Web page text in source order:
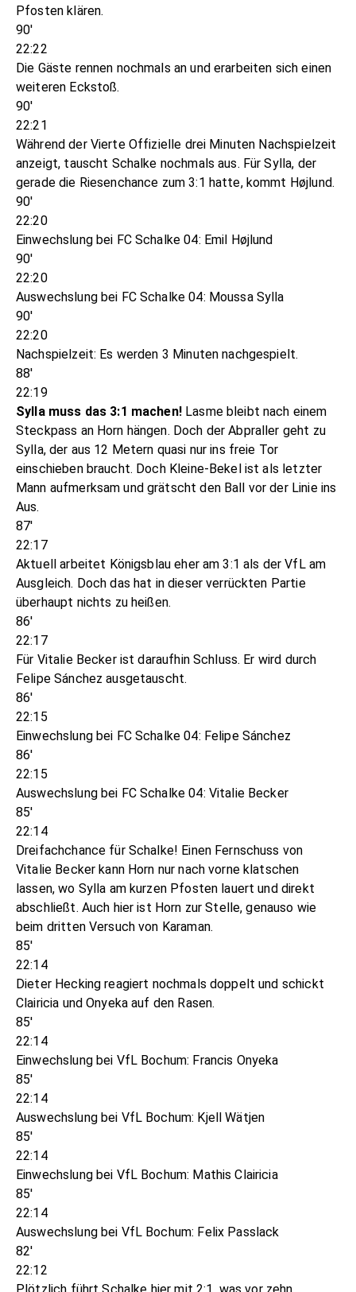
Pfosten klären.
90'
22:22
Die Gäste rennen nochmals an und erarbeiten sich einen
weiteren Eckstoß.
90'
22:21
Während der Vierte Offizielle drei Minuten Nachspielzeit
anzeigt, tauscht Schalke nochmals aus. Für Sylla, der
gerade die Riesenchance zum 3:1 hatte, kommt Højlund.
90'
22:20
Einwechslung bei FC Schalke 04: Emil Højlund
90'
22:20
Auswechslung bei FC Schalke 04: Moussa Sylla
90'
22:20
Nachspielzeit: Es werden 3 Minuten nachgespielt.
88'
22:19
Sylla muss das 3:1 machen!Lasme bleibt nach einem
Steckpass an Horn hängen. Doch der Abpraller geht zu
Sylla, der aus 12 Metern quasi nur ins freie Tor
einschieben braucht. Doch Kleine-Bekel ist als letzter
Mann aufmerksam und grätscht den Ball vor der Linie ins
Aus.
87'
22:17
Aktuell arbeitet Königsblau eher am 3:1 als der VfL am
Ausgleich. Doch das hat in dieser verrückten Partie
überhaupt nichts zu heißen.
86'
22:17
Für Vitalie Becker ist daraufhin Schluss. Er wird durch
Felipe Sánchez ausgetauscht.
86'
22:15
Einwechslung bei FC Schalke 04: Felipe Sánchez
86'
22:15
Auswechslung bei FC Schalke 04: Vitalie Becker
85'
22:14
Dreifachchance für Schalke! Einen Fernschuss von
Vitalie Becker kann Horn nur nach vorne klatschen
lassen, wo Sylla am kurzen Pfosten lauert und direkt
abschließt. Auch hier ist Horn zur Stelle, genauso wie
beim dritten Versuch von Karaman.
85'
22:14
Dieter Hecking reagiert nochmals doppelt und schickt
Clairicia und Onyeka auf den Rasen.
85'
22:14
Einwechslung bei VfL Bochum: Francis Onyeka
85'
22:14
Auswechslung bei VfL Bochum: Kjell Wätjen
85'
22:14
Einwechslung bei VfL Bochum: Mathis Clairicia
85'
22:14
Auswechslung bei VfL Bochum: Felix Passlack
82'
22:12